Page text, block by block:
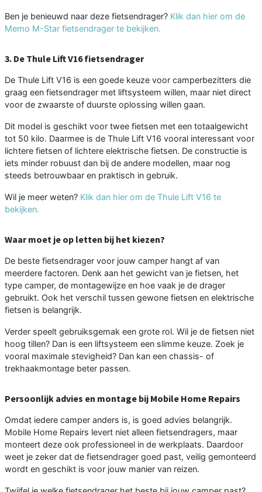
Ben je benieuwd naar deze fietsendrager? Klik dan hier om de
Memo M-Star fietsendrager te bekijken.
3. De Thule Lift V16 fietsendrager
De Thule Lift V16 is een goede keuze voor camperbezitters die
graag een fietsendrager met liftsysteem willen, maar niet direct
voor de zwaarste of duurste oplossing willen gaan.
Dit model is geschikt voor twee fietsen met een totaalgewicht
tot 50 kilo. Daarmee is de Thule Lift V16 vooral interessant voor
lichtere fietsen of lichtere elektrische fietsen. De constructie is
iets minder robuust dan bij de andere modellen, maar nog
steeds betrouwbaar en praktisch in gebruik.
Wil je meer weten? Klik dan hier om de Thule Lift V16 te
bekijken.
Waar moet je op letten bij het kiezen?
De beste fietsendrager voor jouw camper hangt af van
meerdere factoren. Denk aan het gewicht van je fietsen, het
type camper, de montagewijze en hoe vaak je de drager
gebruikt. Ook het verschil tussen gewone fietsen en elektrische
fietsen is belangrijk.
Verder speelt gebruiksgemak een grote rol. Wil je de fietsen niet
hoog tillen? Dan is een liftsysteem een slimme keuze. Zoek je
vooral maximale stevigheid? Dan kan een chassis- of
trekhaakmontage beter passen.
Persoonlijk advies en montage bij Mobile Home Repairs
Omdat iedere camper anders is, is goed advies belangrijk.
Mobile Home Repairs levert niet alleen fietsendragers, maar
monteert deze ook professioneel in de werkplaats. Daardoor
weet je zeker dat de fietsendrager goed past, veilig gemonteerd
wordt en geschikt is voor jouw manier van reizen.